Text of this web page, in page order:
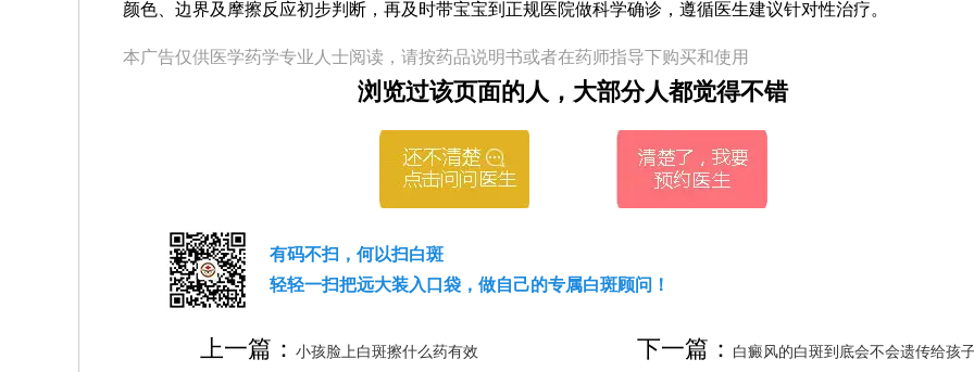
颜色、边界及摩擦反应初步判断，再及时带宝宝到正规医院做科学确诊，遵循医生建议针对性治疗。
本广告仅供医学药学专业人士阅读，请按药品说明书或者在药师指导下购买和使用
浏览过该页面的人，大部分人都觉得不错
有码不扫，何以扫白斑
轻轻一扫把远大装入口袋，做自己的专属白斑顾问！
上一篇： 小孩脸上白斑擦什么药有效 下一篇： 白癜风的白斑到底会不会遗传给孩